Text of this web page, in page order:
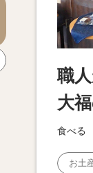
職
大
食べる
お土